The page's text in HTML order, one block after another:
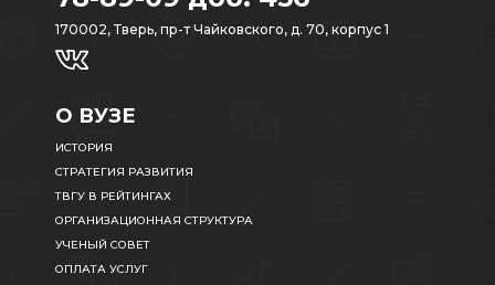
170002, Тверь, пр-т Чайковского, д. 70, корпус 1
О ВУЗЕ
ИСТОРИЯ
СТРАТЕГИЯ РАЗВИТИЯ
ТВГУ В РЕЙТИНГАХ
ОРГАНИЗАЦИОННАЯ СТРУКТУРА
УЧЕНЫЙ СОВЕТ
ОПЛАТА УСЛУГ